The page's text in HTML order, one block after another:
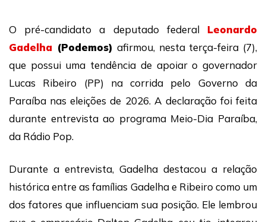
O pré-candidato a deputado federal Leonardo
Gadelha (Podemos)afirmou, nesta terça-feira (7),
que possui uma tendência de apoiar o governador
Lucas Ribeiro (PP) na corrida pelo Governo da
Paraíba nas eleições de 2026. A declaração foi feita
durante entrevista ao programa Meio-Dia Paraíba,
da Rádio Pop.
Durante a entrevista, Gadelha destacou a relação
histórica entre as famílias Gadelha e Ribeiro como um
dos fatores que influenciam sua posição. Ele lembrou